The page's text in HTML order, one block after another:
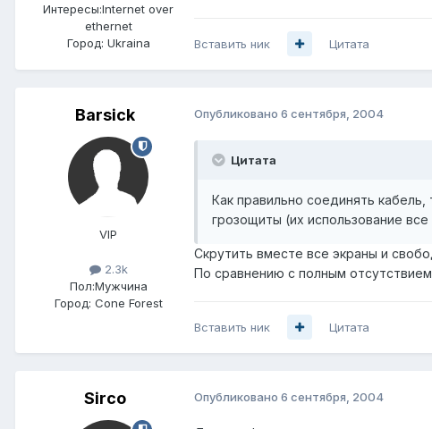
Интересы:Internet over
ethernet
Город: Ukraina Вставить ник Цитата
Barsick
VIP
2.3k
Пол:Мужчина
Город: Cone Forest
Опубликовано 6 сентября, 2004
Цитата
Как правильно соединять
грозощиты (их использование
Скрутить вместе все экраны и
По сравнению с полным
Вставить ник Цитата
Sirco Опубликовано 6 сентября, 2004